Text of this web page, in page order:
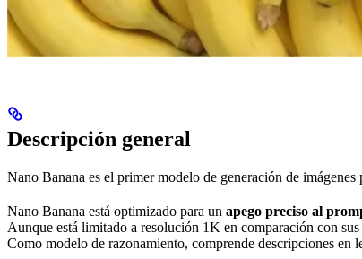
Descripción general
Nano Banana es el primer modelo de generación de
Nano Banana está optimizado para un apego preciso al
Aunque está limitado a resolución 1K en comparación con
Como modelo de razonamiento, comprende descripciones en